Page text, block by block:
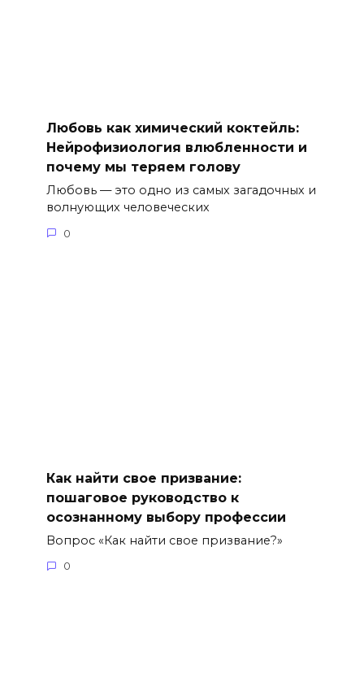
Любовь как химический коктейль:
Нейрофизиология влюбленности и
почему мы теряем голову
Любовь — это одно из самых загадочных и
волнующих человеческих
0
Как найти свое призвание:
пошаговое руководство к
осознанному выбору профессии
Вопрос «Как найти свое призвание?»
0